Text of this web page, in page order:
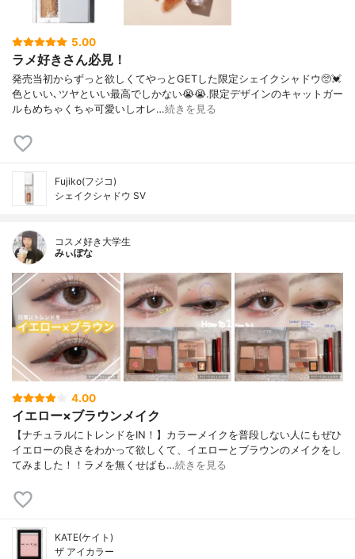
5.00
ラメ好きさん必見！
発売当初からずっと欲しくてやっとGETした限定シェイクシャドウ🥺💓
色といい､ツヤといい最高でしかない😭😭.限定デザインのキャットガー
ルもめちゃくちゃ可愛いしオレ…続きを見る
Fujiko(フジコ)
シェイクシャドウ SV
コスメ好き大学生
みぃぽな
4.00
イエロー×ブラウンメイク
【ナチュラルにトレンドをIN！】カラーメイクを普段しない人にもぜひ
イエローの良さをわかって欲しくて、イエローとブラウンのメイクをし
てみました！！ラメを無くせばも…続きを見る
KATE(ケイト)
ザ アイカラー